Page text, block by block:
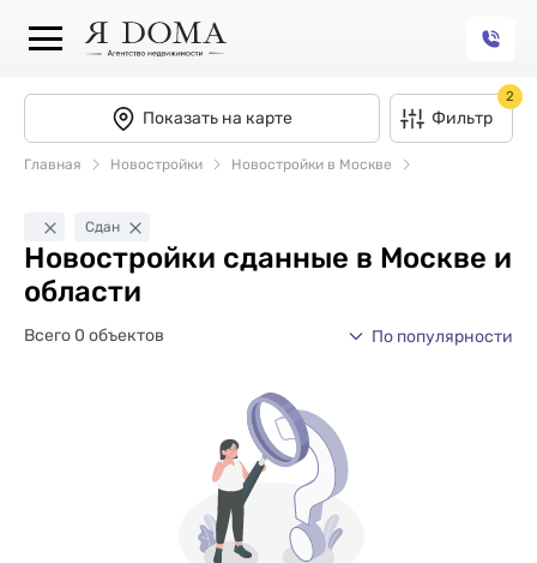
Показать на карте Фильтр
2
Главная Новостройки Новостройки в Москве
Сдан
Новостройки сданные в Москве и
области
Всего 0 объектов По популярности